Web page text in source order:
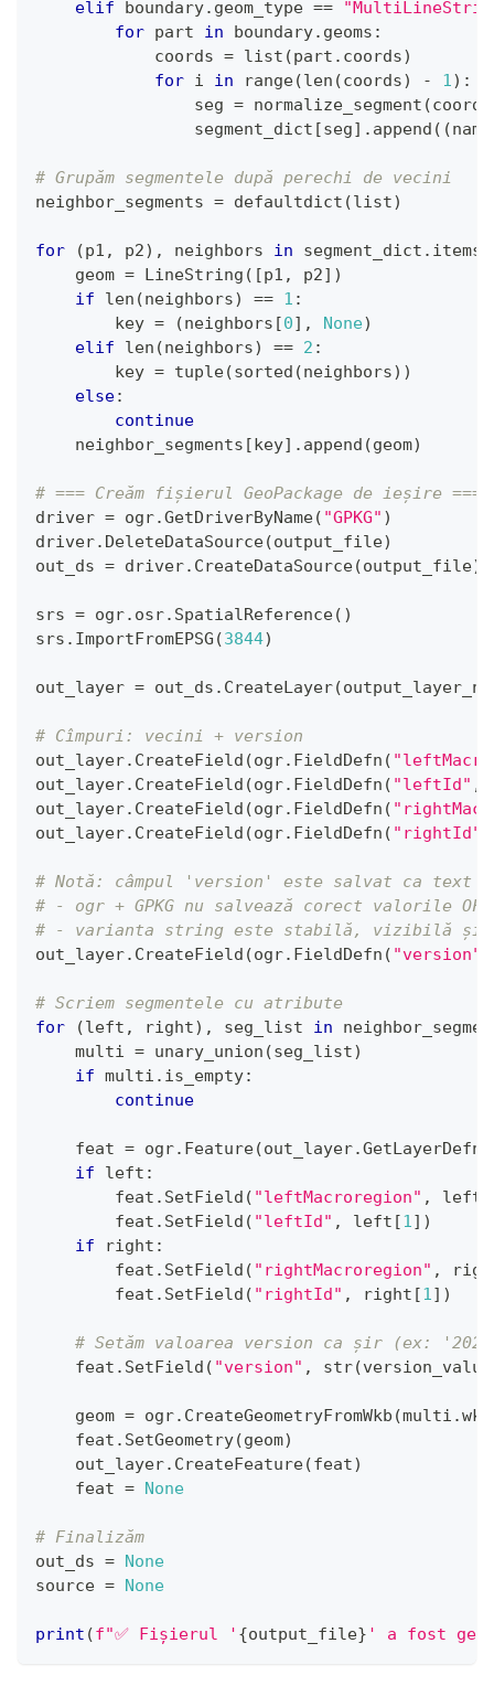
elif boundary. geom_type ==
for part in boundary. geoms :
            coords
= list (part . coords)
for i in range(len (coords) - 1 ) :
                seg
= normalize_segment (coords
                segment_dict
[seg] . append ( (name
# Grupăm segmentele după perechi de vecini
neighbor_segments = defaultdict (list)
for (p1 , p2) , neighbors in segment_dict . items
    geom
= LineString ( [p1 , p2] )
if
len (neighbors) == 1 :
        key
= (neighbors [0] , None)
elif
len (neighbors) == 2 :
        key
= tuple(sorted (neighbors) )
else:
continue
    neighbor_segments
[key] . append (geom)
# === Creăm fișierul GeoPackage de ieșire ===
driver = ogr.GetDriverByName( "GPKG" )
driver. DeleteDataSource(output_file)
out_ds = driver. CreateDataSource(output_file)
srs = ogr. osr. SpatialReference( )
srs . ImportFromEPSG (3844)
out_layer = out_ds . CreateLayer(
# Cîmpuri: vecini + version
out_layer. CreateField (ogr. FieldDefn (
out_layer. CreateField (ogr. FieldDefn ( "leftId" ,
out_layer. CreateField (ogr. FieldDefn (
out_layer. CreateField (ogr. FieldDefn ( "rightId"
# Notă: câmpul 'version' este salvat ca text
# - ogr + GPKG nu salvează corect valorile
# - varianta string este stabilă, vizibilă și
out_layer. CreateField (ogr. FieldDefn ( "version"
# Scriem segmentele cu atribute
for
(left , right) , seg_list in
    multi
= unary_union (seg_list)
if multi . is_empty:
continue
    feat
= ogr. Feature(out_layer.GetLayerDefn
if left :
        feat
. SetField ( "leftMacroregion" , left
        feat
. SetField ( "leftId" , left [1 ] )
if right :
        feat
. SetField ( "rightMacroregion" ,
        feat
. SetField ( "rightId" , right [1 ] )
# Setăm valoarea version ca șir (ex:
    feat
. SetField ( "version" , str(version_value
    geom
= ogr. CreateGeometryFromWkb (multi .wkb
    feat
. SetGeometry(geom)
    out_layer
. CreateFeature(feat)
    feat
= None
# Finalizăm
out_ds = None
source = None
print (f"✅ Fișierul ' {output_file} ' a fost